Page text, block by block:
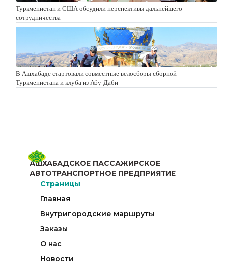
Туркменистан и США обсудили перспективы дальнейшего
сотрудничества
В Ашхабаде стартовали совместные велосборы сборной
Туркменистана и клуба из Абу-Даби
АШХАБАДСКОЕ ПАССАЖИРСКОЕ
АВТОТРАНСПОРТНОЕ ПРЕДПРИЯТИЕ
Страницы
Главная
Внутригородские маршруты
Заказы
О нас
Новости